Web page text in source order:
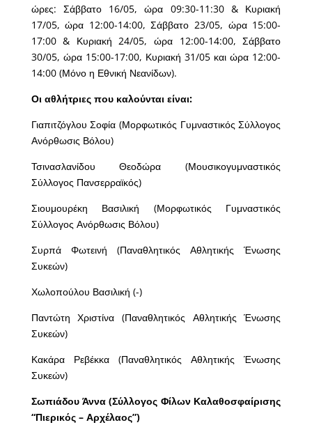
ώρες: Σάββατο 16/05, ώρα 09:30-11:30 & Κυριακή
17/05, ώρα 12:00-14:00, Σάββατο 23/05, ώρα 15:00-
17:00 & Κυριακή 24/05, ώρα 12:00-14:00, Σάββατο
30/05, ώρα 15:00-17:00, Κυριακή 31/05 και ώρα 12:00-
14:00 (Μόνο η Εθνική Νεανίδων).
Οι αθλήτριες που καλούνται είναι:
Γιαπιτζόγλου Σοφία (Μορφωτικός Γυμναστικός Σύλλογος
Ανόρθωσις Βόλου)
Τσινασλανίδου Θεοδώρα (Μουσικογυμναστικός
Σύλλογος Πανσερραϊκός)
Σιουμουρέκη Βασιλική (Μορφωτικός Γυμναστικός
Σύλλογος Ανόρθωσις Βόλου)
Συρπά Φωτεινή (Παναθλητικός Αθλητικής Ένωσης
Συκεών)
Χωλοπούλου Βασιλική (-)
Παντώτη Χριστίνα (Παναθλητικός Αθλητικής Ένωσης
Συκεών)
Κακάρα Ρεβέκκα (Παναθλητικός Αθλητικής Ένωσης
Συκεών)
Σωπιάδου Άννα (Σύλλογος Φίλων Καλαθοσφαίρισης
“Πιερικός – Αρχέλαος”)